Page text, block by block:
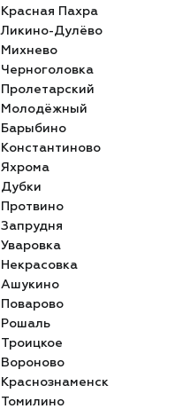
Красная Пахра
Ликино-Дулёво
Михнево
Черноголовка
Пролетарский
Молодёжный
Барыбино
Константиново
Яхрома
Дубки
Протвино
Запрудня
Уваровка
Некрасовка
Ашукино
Поварово
Рошаль
Троицкое
Вороново
Краснознаменск
Томилино